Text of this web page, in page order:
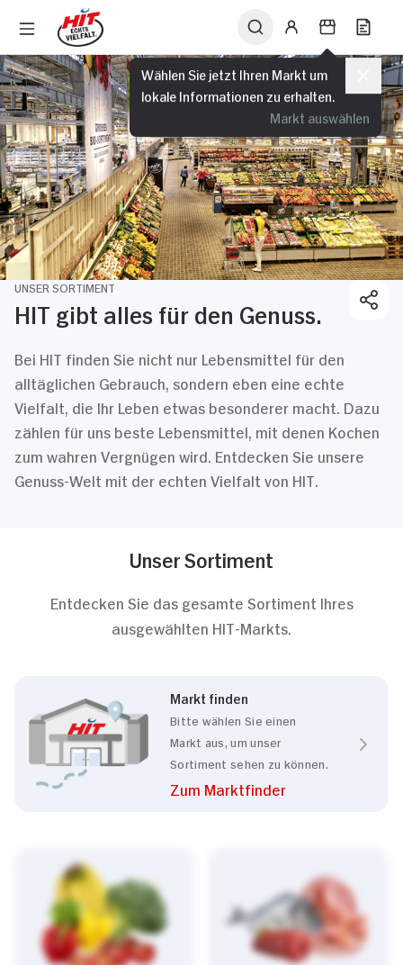
Wählen Sie jetzt Ihren Markt um
lokale Informationen zu erhalten.
Markt auswählen
UNSER SORTIMENT
HIT gibt alles für den Genuss.
Bei HIT finden Sie nicht nur Lebensmittel für den
alltäglichen Gebrauch, sondern eben eine echte
Vielfalt, die Ihr Leben etwas besonderer macht. Dazu
zählen für uns beste Lebensmittel, mit denen Kochen
zum wahren Vergnügen wird. Entdecken Sie unsere
Genuss-Welt mit der echten Vielfalt von HIT.
Unser Sortiment
Entdecken Sie das gesamte Sortiment Ihres
ausgewählten HIT-Markts.
Markt finden
Bitte wählen Sie einen
Markt aus, um unser
Sortiment sehen zu können.
Zum Marktfinder